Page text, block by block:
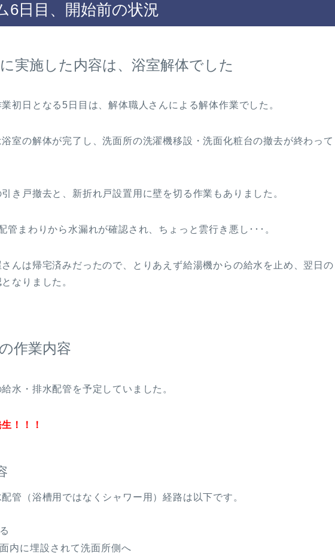
6日目、開始前の状況
実施した内容は、浴室解体でした
初日となる5日目は、解体職人さんによる解体作業でした。
室の解体が完了し、洗面所の洗濯機移設・洗面化粧台の撤去が終わって
き戸撤去と、新折れ戸設置用に壁を切る作業もありました。
管まわりから水漏れが確認され、ちょっと雲行き悪し･･･。
んは帰宅済みだったので、とりあえず給湯機からの給水を止め、翌日の
なりました。
作業内容
水・排水配管を予定していました。
！！！
管（浴槽用ではなくシャワー用）経路は以下です。
内に埋設されて洗面所側へ